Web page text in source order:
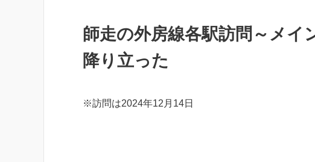
師走の外房線各駅訪問～メイ
降り立った
※訪問は2024年12月14日